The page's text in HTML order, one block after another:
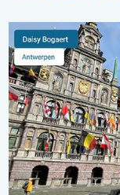
Stuur jouw